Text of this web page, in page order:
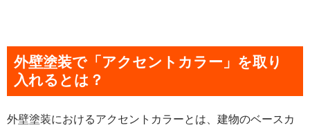
外壁塗装で「アクセントカラー」を取り
入れるとは？
外壁塗装におけるアクセントカラーとは、建物のベースカ